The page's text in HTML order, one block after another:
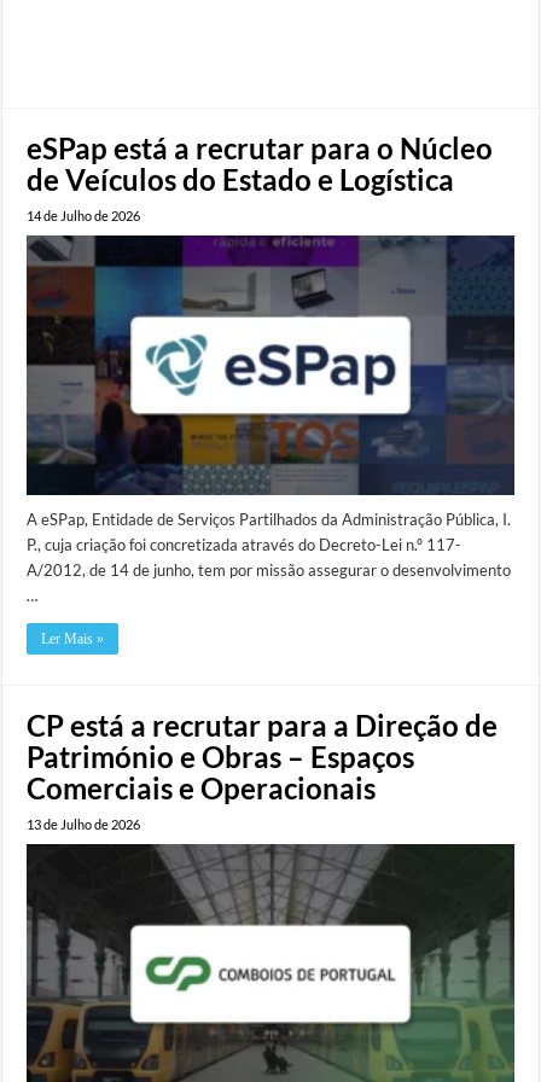
eSPap está a recrutar para o Núcleo
de Veículos do Estado e Logística
14 de Julho de 2026
A eSPap, Entidade de Serviços Partilhados da Administração Pública, I.
P., cuja criação foi concretizada através do Decreto-Lei n.º 117-​
A/2012, de 14 de junho, tem por missão assegurar o desenvolvimento
…
Ler Mais »
CP está a recrutar para a Direção de
Património e Obras – Espaços
Comerciais e Operacionais
13 de Julho de 2026